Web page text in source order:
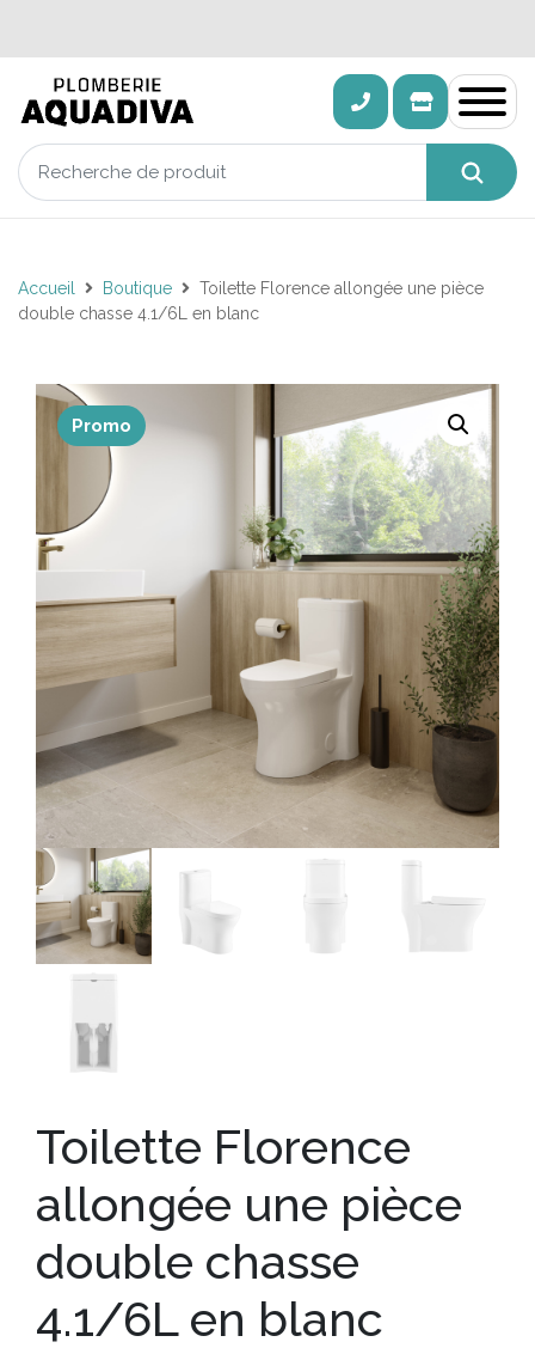
Accueil Boutique
Toilette Florence allongée une pièce
double chasse 4.1/6L en blanc
Promo
Toilette Florence
allongée une pièce
double chasse
4.1/6L en blanc